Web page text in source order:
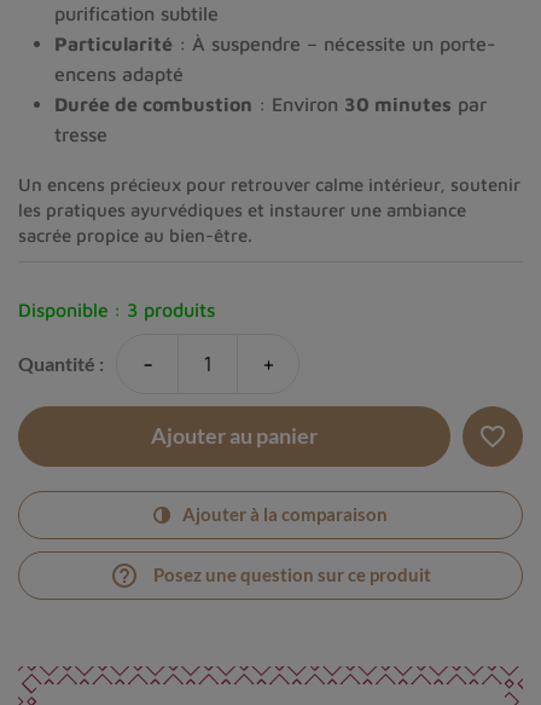
purification subtile
Particularité : À suspendre – nécessite un porte-
encens adapté
Durée de combustion : Environ 30 minutes par
tresse
Un encens précieux pour retrouver calme intérieur, soutenir
les pratiques ayurvédiques et instaurer une ambiance
sacrée propice au bien-être.
Disponible : 3 produits
Quantité : - +
Ajouter au panier favorite_border
Ajouter à la comparaison
help_outline Posez une question sur ce produit